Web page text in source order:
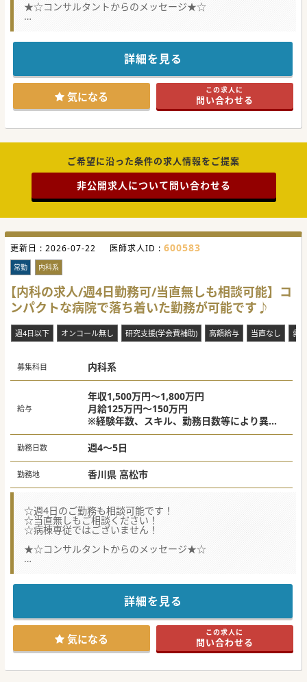
★☆コンサルタントからのメッセージ★☆
いただきます。
週4.5日からご相談が可能です。お気軽にお問い合わせくだ
#秋入職可
詳細を見る
気になる この求人に
問い合わせる
ご希望に沿った条件の求人情報をご提案
非公開求人について問い合わせる
更新日 : 2026-07-22 医師求人ID : 600583
常勤 内科系
【内科の求人/週4日勤務可/当直無しも相談可能】コ
ンパクトな病院で落ち着いた勤務が可能です♪
週4日以下 オンコール無し 研究支援(学会費補助) 高額給与 当直なし 救
募集科目 内科系
給与
年収1,500万円～1,800万円
月給125万円～150万円
※経験年数、スキル、勤務日数等により異な
る
※上記は週5日勤務の場合
勤務日数 週4～5日
勤務地 香川県 高松市
☆週4日のご勤務も相談可能です！
☆当直無しもご相談ください！
☆病棟専従ではございません！
★☆コンサルタントからのメッセージ★☆
歴史ある病院で、近年は在宅医療や介護分やにも力を入れて
当直無し、週4日勤務なども相談可能ですので、お気軽にお
問い合わせください♪
#秋入職可
詳細を見る
気になる この求人に
問い合わせる